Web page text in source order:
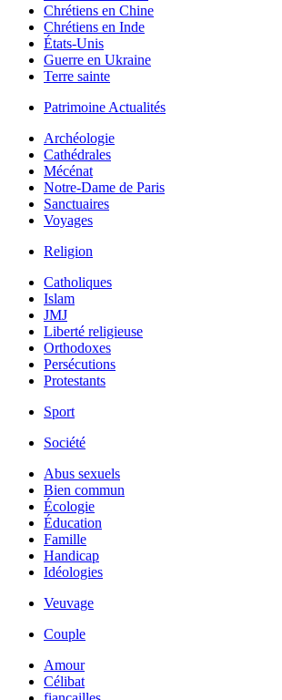
Chrétiens en Chine
Chrétiens en Inde
États-Unis
Guerre en Ukraine
Terre sainte
Patrimoine Actualités
Archéologie
Cathédrales
Mécénat
Notre-Dame de Paris
Sanctuaires
Voyages
Religion
Catholiques
Islam
JMJ
Liberté religieuse
Orthodoxes
Persécutions
Protestants
Sport
Société
Abus sexuels
Bien commun
Écologie
Éducation
Famille
Handicap
Idéologies
Veuvage
Couple
Amour
Célibat